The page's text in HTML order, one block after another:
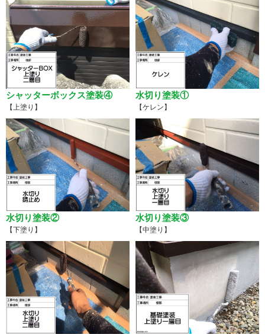
シャッターボックス塗装④
【上塗り】
水切り塗装①
【ケレン】
水切り塗装②
【下塗り】
水切り塗装③
【中塗り】